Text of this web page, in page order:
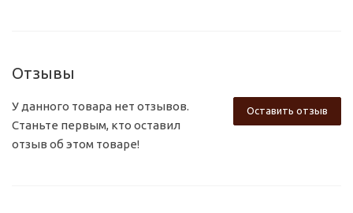
Отзывы
Оставить отзыв
У данного товара нет отзывов.
Станьте первым, кто оставил
отзыв об этом товаре!